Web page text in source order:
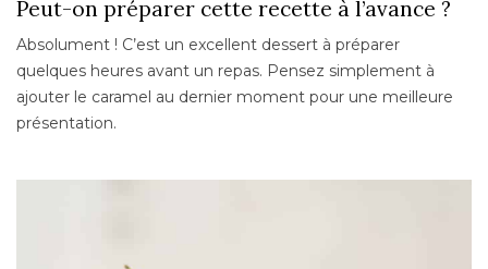
Peut-on préparer cette recette à l’avance ?
Absolument ! C’est un excellent dessert à préparer
quelques heures avant un repas. Pensez simplement à
ajouter le caramel au dernier moment pour une meilleure
présentation.